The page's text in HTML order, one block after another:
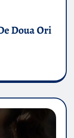
Doua Ori